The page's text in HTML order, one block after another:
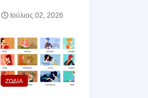
Ιούλιος 02, 2026
ΖΩΔΙΑ